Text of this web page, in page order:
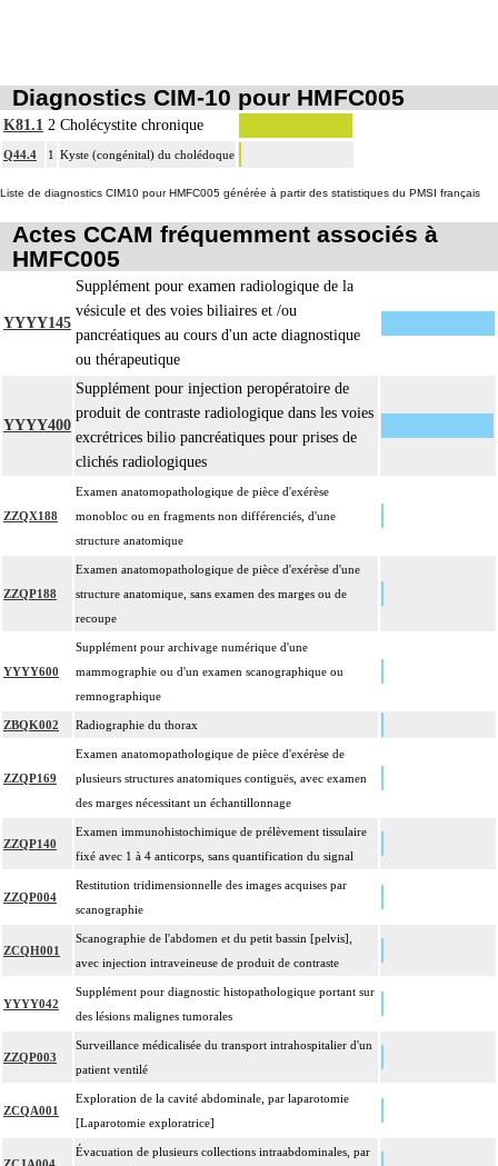
Diagnostics CIM-10 pour HMFC005
K81.1 2 Cholécystite chronique
Q44.4 1 Kyste (congénital) du cholédoque
Liste de diagnostics CIM10 pour HMFC005 générée à partir des statistiques du PMSI français
Actes CCAM fréquemment associés à
HMFC005
YYYY145
Supplément pour examen radiologique de la
vésicule et des voies biliaires et /ou
pancréatiques au cours d'un acte diagnostique
ou thérapeutique
YYYY400
Supplément pour injection peropératoire de
produit de contraste radiologique dans les voies
excrétrices bilio pancréatiques pour prises de
clichés radiologiques
ZZQX188
Examen anatomopathologique de pièce d'exérèse
monobloc ou en fragments non différenciés, d'une
structure anatomique
ZZQP188
Examen anatomopathologique de pièce d'exérèse d'une
structure anatomique, sans examen des marges ou de
recoupe
YYYY600
Supplément pour archivage numérique d'une
mammographie ou d'un examen scanographique ou
remnographique
ZBQK002 Radiographie du thorax
ZZQP169
Examen anatomopathologique de pièce d'exérèse de
plusieurs structures anatomiques contiguës, avec examen
des marges nécessitant un échantillonnage
ZZQP140
Examen immunohistochimique de prélèvement tissulaire
fixé avec 1 à 4 anticorps, sans quantification du signal
ZZQP004
Restitution tridimensionnelle des images acquises par
scanographie
ZCQH001
Scanographie de l'abdomen et du petit bassin [pelvis],
avec injection intraveineuse de produit de contraste
YYYY042
Supplément pour diagnostic histopathologique portant sur
des lésions malignes tumorales
ZZQP003
Surveillance médicalisée du transport intrahospitalier d'un
patient ventilé
ZCQA001
Exploration de la cavité abdominale, par laparotomie
[Laparotomie exploratrice]
Évacuation de plusieurs collections intraabdominales, par